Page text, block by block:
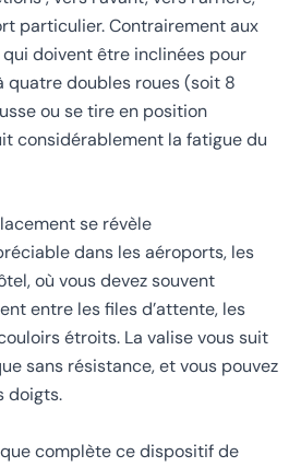
particulier. Contrairement aux
qui doivent être inclinées pour
quatre doubles roues (soit 8
ou se tire en position
considérablement la fatigue du
se révèle
dans les aéroports, les
où vous devez souvent
entre les files d’attente, les
étroits. La valise vous suit
sans résistance, et vous pouvez
doigts.
complète ce dispositif de